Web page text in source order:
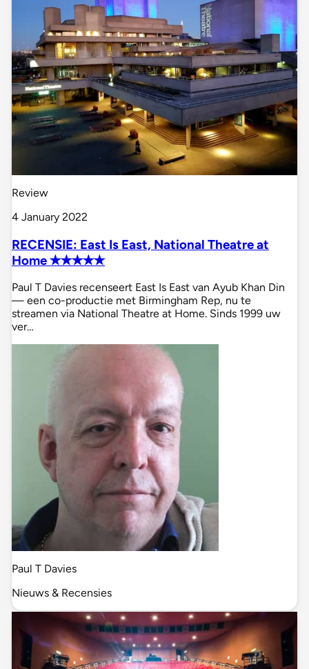
Review
4 January 2022
RECENSIE: East Is East, National Theatre at
Home ✭✭✭✭✭
Paul T Davies recenseert East Is East van Ayub Khan Din
— een co-productie met Birmingham Rep, nu te
streamen via National Theatre at Home. Sinds 1999 uw
ver…
Paul T Davies
Nieuws & Recensies